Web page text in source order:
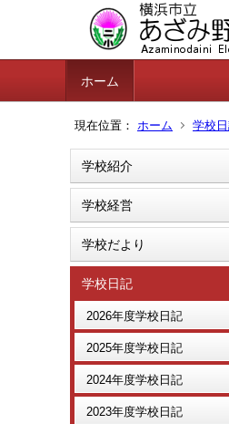
ホーム
現在位置： ホーム 学校
学校紹介
学校経営
学校だより
学校日記
2026年度学校日記
2025年度学校日記
2024年度学校日記
2023年度学校日記